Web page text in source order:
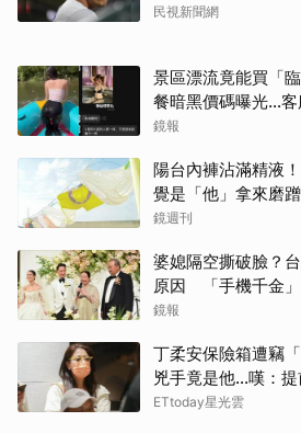
民視新聞網
景區漂流竟能買「
餐暗黑價碼曝光…客
尺度」
鏡報
陽台內褲沾滿精液
覺是「他」拿來磨
鏡週刊
婆媳隔空撕破臉？
原因 「手機千金」
離開嗎？
鏡報
丁柔安保險箱遭竊
兇手竟是他...嘆：
ETtoday星光雲